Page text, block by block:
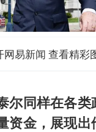
网易新闻 查看精彩
尔同样在各
资金，展现出